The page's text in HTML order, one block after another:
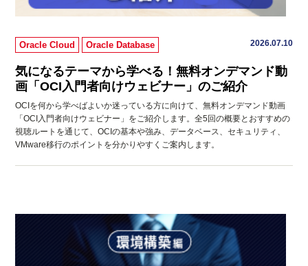
Oracle Cloud Oracle Database 2026.07.10
気になるテーマから学べる！無料オンデマンド動
画「OCI入門者向けウェビナー」のご紹介
OCIを何から学べばよいか迷っている方に向けて、無料オンデマンド動画
「OCI入門者向けウェビナー」をご紹介します。全5回の概要とおすすめの
視聴ルートを通じて、OCIの基本や強み、データベース、セキュリティ、
VMware移行のポイントを分かりやすくご案内します。